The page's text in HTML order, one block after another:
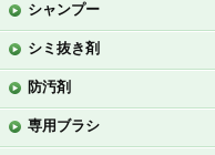
シャンプー
シミ抜き剤
防汚剤
専用ブラシ